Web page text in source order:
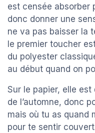
est censée absorber
donc donner une
ne va pas baisser la
le premier toucher
du polyester
au début quand on
Sur le papier, elle est
de l’automne, donc
mais où tu as quand
pour te sentir